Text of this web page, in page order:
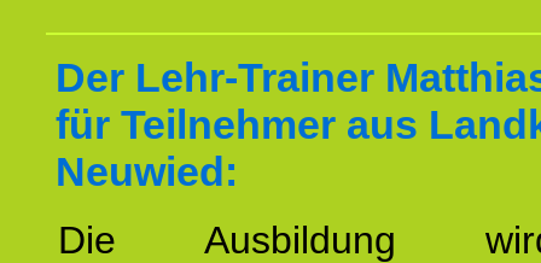
Der Lehr-Trainer
für Teilnehmer aus
Neuwied:
Die Ausbildung